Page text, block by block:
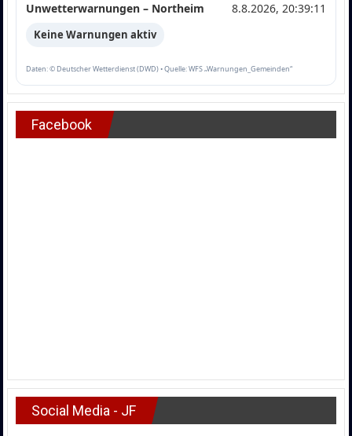
Unwetterwarnungen – Northeim 8.8.2026, 20:39:11
Keine Warnungen aktiv
Daten: © Deutscher Wetterdienst (DWD) • Quelle: WFS „Warnungen_Gemeinden“
Facebook
Social Media - JF